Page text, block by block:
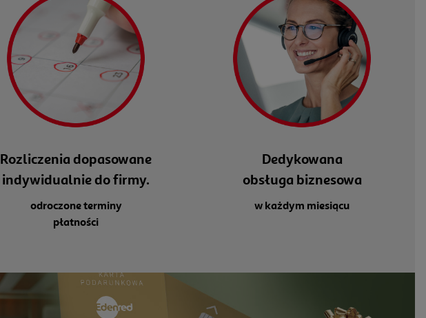
Rozliczenia dopasowane
indywidualnie do firmy.
odroczone terminy
płatności
Dedykowana
obsługa biznesowa
w każdym miesiącu